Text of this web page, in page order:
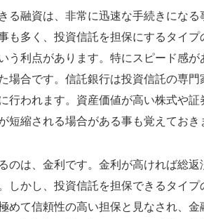
る融資は、非常に迅速な手続きにな
も多く、投資信託を担保にするタイ
う利点があります。特にスピード感
場合です。信託銀行は投資信託の専
行われます。資産価値が高い株式や
短縮される場合がある事も覚えておき
のは、金利です。金利が高ければ総
しかし、投資信託を担保できるタイ
めて信頼性の高い担保と見なされ、